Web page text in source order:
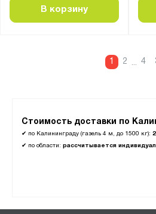
Стоимость доставки по
✔ по Калининграду (газель 4 м, до 1500 кг):
✔ по области: рассчитывается
В корзину
1 2 ... 4